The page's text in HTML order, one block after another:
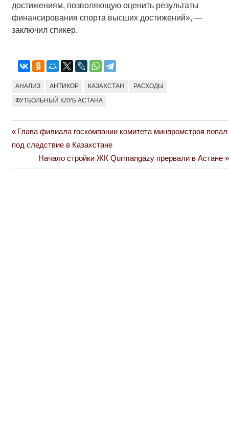
достижениям, позволяющую оценить результаты
финансирования спорта высших достижений», —
заключил спикер.
АНАЛИЗ АНТИКОР КАЗАХСТАН РАСХОДЫ
ФУТБОЛЬНЫЙ КЛУБ АСТАНА
Навигация
Previous
Post:
Глава филиала госкомпании комитета минпромстроя попал
под следствие в Казахстане
Next
Post:
Начало стройки ЖК Qurmangazy прервали в Астане